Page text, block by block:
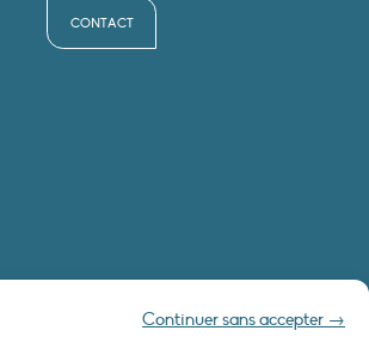
Continuer sans accepter →
CONTACT